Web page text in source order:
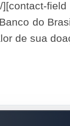
][contact-
do
de sua